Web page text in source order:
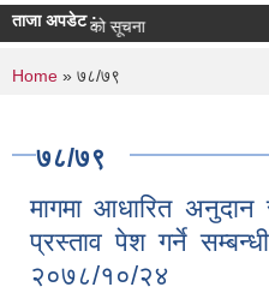
ताजा अपडेट :
गर्ने आश्यको सूचना
You are here
Home » ७८/७९
७८/७९
मागमा आधारित अनुदान
प्रस्ताव पेश गर्ने
२०७८/१०/२४